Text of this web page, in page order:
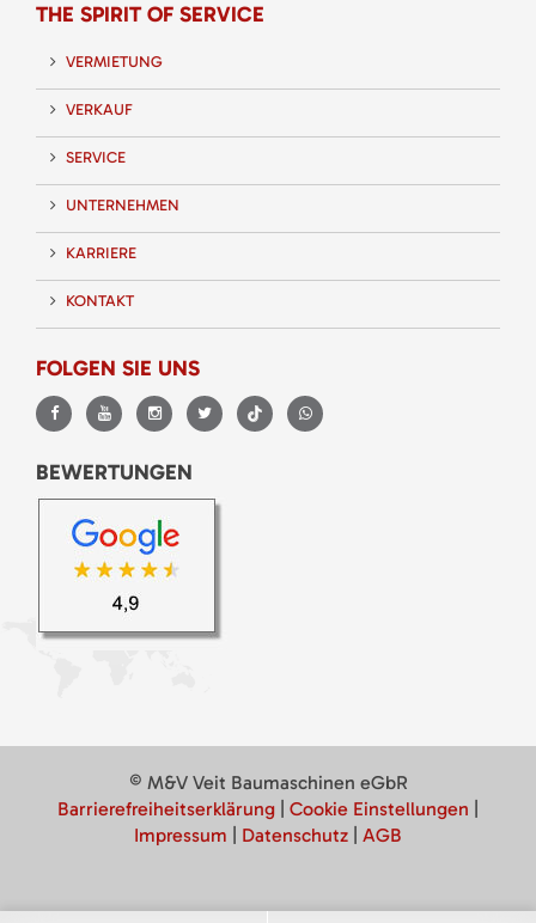
THE SPIRIT OF SERVICE
VERMIETUNG
VERKAUF
SERVICE
UNTERNEHMEN
KARRIERE
KONTAKT
FOLGEN SIE UNS
BEWERTUNGEN
© M&V Veit Baumaschinen eGbR
Barrierefreiheitserklärung
Cookie Einstellungen
Impressum
Datenschutz AGB